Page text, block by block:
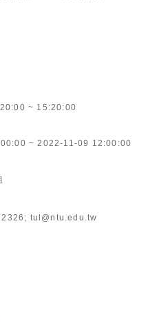
~ 15:20:00
~ 2022-11-09 12:00:00
tul@ntu.edu.tw